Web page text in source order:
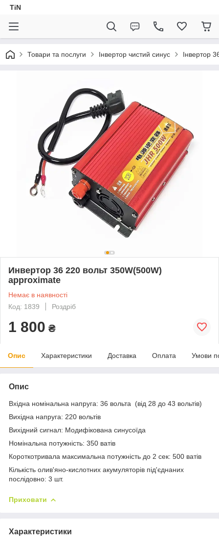
TiN
Товари та послуги Інвертор чистий синус Інвертор
Инвертор 36 220 вольт 350W(500W)
approximate
Немає в наявності
Код: 1839
Роздріб
1 800 ₴
Опис Характеристики Доставка Оплата Умови
Опис
Вхідна номінальна напруга: 36 вольта (від 28 до 43 вольтів)
Вихідна напруга: 220 вольтів
Вихідний сигнал: Модифікована синусоїда
Номінальна потужність: 350 ватів
Короткотривала максимальна потужність до 2 сек: 500 ватів
Кількість олив'яно-кислотних акумуляторів під'єднаних
послідовно: 3 шт.
Приховати
Характеристики